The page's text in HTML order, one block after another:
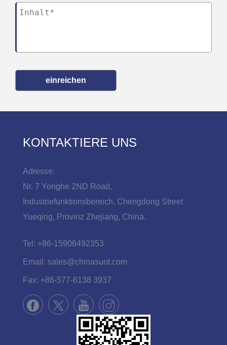
einreichen
KONTAKTIERE UNS
Adresse:
Nr. 7 Yonghe 2ND Road,
Industriefunktionsbereich, Chengdong Street
Yueqing, Provinz Zhejiang, China.
Tel: +86-15906492353
Email: sales@chinasuot.com
Fax: +86-577-6138 3937